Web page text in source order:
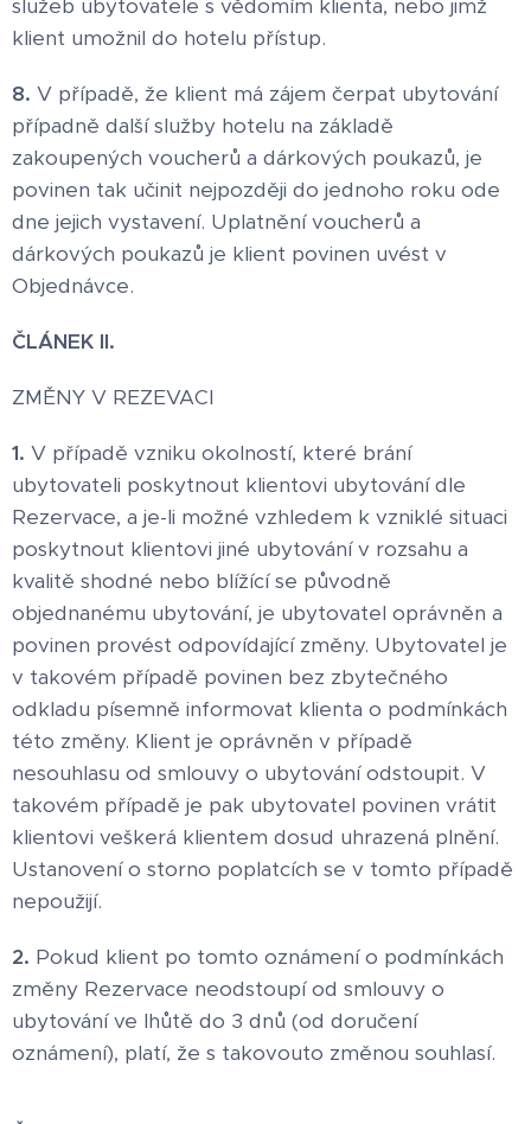
služeb ubytovatele s vědomím klienta, nebo jimž
klient umožnil do hotelu přístup.
8. V případě, že klient má zájem čerpat ubytování
případně další služby hotelu na základě
zakoupených voucherů a dárkových poukazů, je
povinen tak učinit nejpozději do jednoho roku ode
dne jejich vystavení. Uplatnění voucherů a
dárkových poukazů je klient povinen uvést v
Objednávce.
ČLÁNEK II.
ZMĚNY V REZEVACI
1. V případě vzniku okolností, které brání
ubytovateli poskytnout klientovi ubytování dle
Rezervace, a je-li možné vzhledem k vzniklé situaci
poskytnout klientovi jiné ubytování v rozsahu a
kvalitě shodné nebo blížící se původně
objednanému ubytování, je ubytovatel oprávněn a
povinen provést odpovídající změny. Ubytovatel je
v takovém případě povinen bez zbytečného
odkladu písemně informovat klienta o podmínkách
této změny. Klient je oprávněn v případě
nesouhlasu od smlouvy o ubytování odstoupit. V
takovém případě je pak ubytovatel povinen vrátit
klientovi veškerá klientem dosud uhrazená plnění.
Ustanovení o storno poplatcích se v tomto případě
nepoužijí.
2. Pokud klient po tomto oznámení o podmínkách
změny Rezervace neodstoupí od smlouvy o
ubytování ve lhůtě do 3 dnů (od doručení
oznámení), platí, že s takovouto změnou souhlasí.